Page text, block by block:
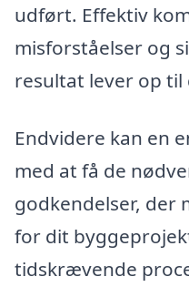
udført. Effektiv
misforståelser og
resultat lever op
Endvidere kan en
med at få de
godkendelser,
for dit
tidskrævende